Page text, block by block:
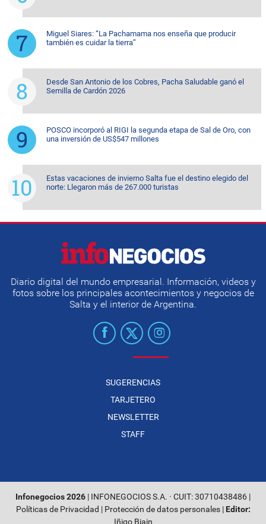
Miguel Siares: “La Pachamama nos enseña que producir
también es cuidar la tierra”
Desde San Antonio de los Cobres, Pacha Saludable ganó el
Semilla de Cardón 2026
POSCO incorporó al RIGI la segunda etapa de Sal de Oro, con
una inversión de US$547 millones
Estas vacaciones de invierno Salta fue el destino elegido del
norte: Llegaron más de 267.000 turistas
Diario digital del mundo empresarial. Información, videos y
fotos sobre los principales acontecimientos y negocios de
Salta y el interior de Argentina.
SUGERENCIAS
TARJETERO
NEWSLETTER
STAFF
Infonegocios 2026 | INFONEGOCIOS S.A. · CUIT: 30710438486 |
Políticas de Privacidad | Protección de datos personales| Editor:
Iñigo Biain